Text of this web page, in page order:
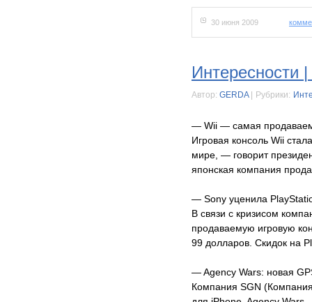
30 июня 2009
Интересности
Автор: GERDA| Рубрики:
— Wii — самая
Игровая консоль Wii
мире, — говорит
японская компания
— Sony уценила
В связи с кризисом
продаваемую игровую
99 долларов. Скидок на
— Agency Wars: новая
Компания SGN